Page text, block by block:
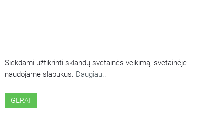
Siekdami užtikrinti sklandų svetainės veikimą, svetainėje
naudojame slapukus. Daugiau..
GERAI